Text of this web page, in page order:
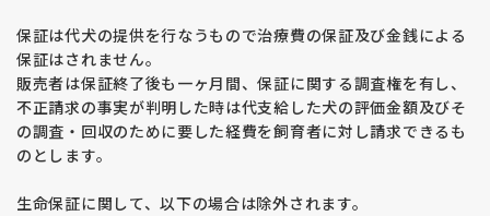
保証は代犬の提供を行なうもので治療費の保証及び金銭による
保証はされません。
販売者は保証終了後も一ヶ月間、保証に関する調査権を有し、
不正請求の事実が判明した時は代支給した犬の評価金額及びそ
の調査・回収のために要した経費を飼育者に対し請求できるも
のとします。
生命保証に関して、以下の場合は除外されます。